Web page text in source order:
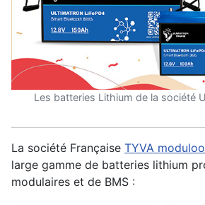
Les batteries Lithium de la société
La société Française TYVA moduloo
large gamme de batteries lithium
modulaires et de BMS :